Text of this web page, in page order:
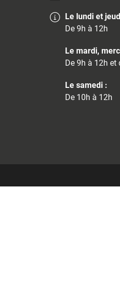
Le lundi et
De 9h à 12h
Le mardi,
De 9h à 12h et
Le samedi :
De 10h à 12h